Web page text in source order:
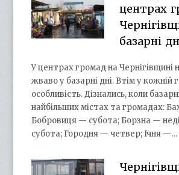
центрах
базарні
У центрах громад на Чернігівщині
жваво у базарні дні. Втім у кожній
особливість. Дізнались, коли
найбільших містах та громадах:
Бобровиця — субота; Борзна —
субота; Городня — четвер; Ічня —…